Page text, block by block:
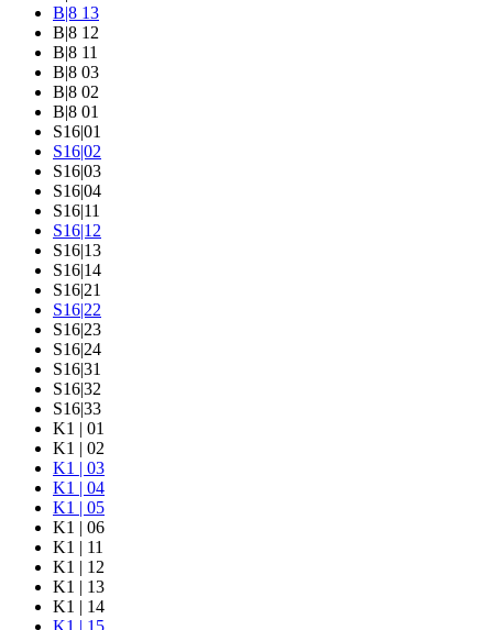
B|8 13
B|8 12
B|8 11
B|8 03
B|8 02
B|8 01
S16|01
S16|02
S16|03
S16|04
S16|11
S16|12
S16|13
S16|14
S16|21
S16|22
S16|23
S16|24
S16|31
S16|32
S16|33
K1 | 01
K1 | 02
K1 | 03
K1 | 04
K1 | 05
K1 | 06
K1 | 11
K1 | 12
K1 | 13
K1 | 14
K1 | 15